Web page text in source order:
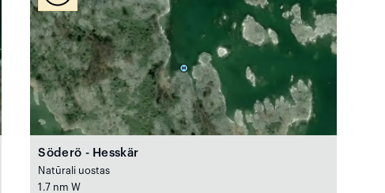
Söderö - Hesskär
Natūrali uostas
1.7 nm W